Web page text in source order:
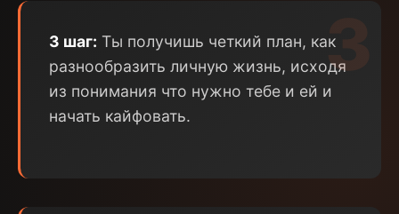
3
3 шаг: Ты получишь четкий план, как
разнообразить личную жизнь, исходя
из понимания что нужно тебе и ей и
начать кайфовать.